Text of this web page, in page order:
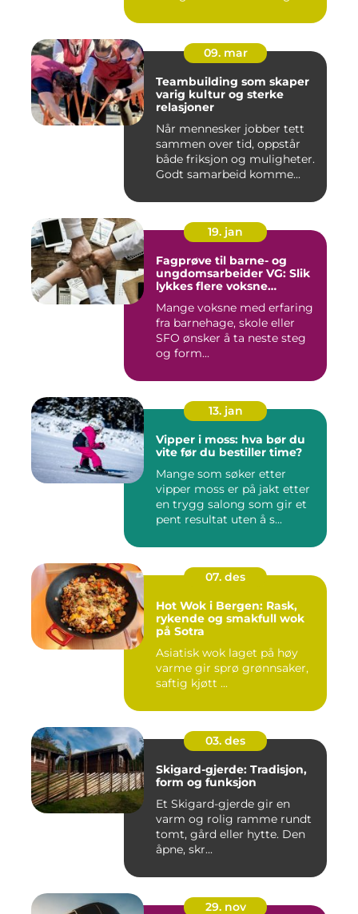
09. mar
Teambuilding som skaper
varig kultur og sterke
relasjoner
Når mennesker jobber tett
sammen over tid, oppstår
både friksjon og muligheter.
Godt samarbeid komme...
19. jan
Fagprøve til barne- og
ungdomsarbeider VG: Slik
lykkes flere voksne
Mange voksne med erfaring
fra barnehage, skole eller
SFO ønsker å ta neste steg
og form...
13. jan
Vipper i moss: hva bør du
vite før du bestiller time?
Mange som søker etter
vipper moss er på jakt etter
en trygg salong som gir et
pent resultat uten å s...
07. des
Hot Wok i Bergen: Rask,
rykende og smakfull wok
på Sotra
Asiatisk wok laget på høy
varme gir sprø grønnsaker,
saftig kjøtt ...
03. des
Skigard-gjerde: Tradisjon,
form og funksjon
Et Skigard-gjerde gir en
varm og rolig ramme rundt
tomt, gård eller hytte. Den
åpne, skr...
29. nov